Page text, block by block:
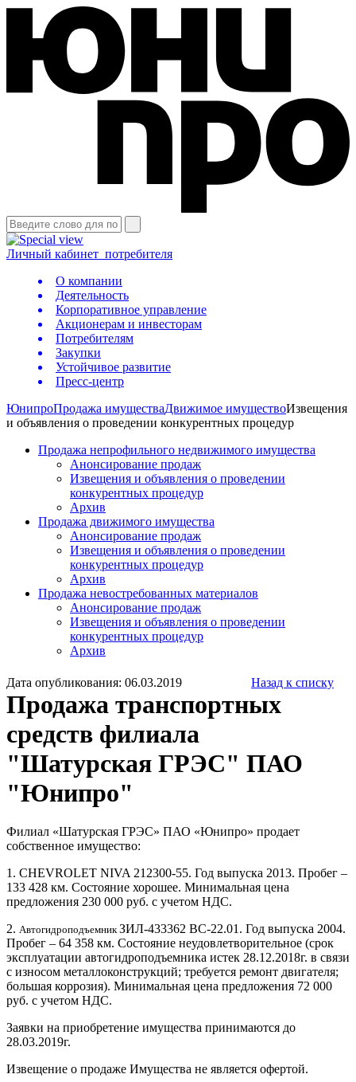
Личный кабинет потребителя
О компании
Деятельность
Корпоративное управление
Акционерам и инвесторам
Потребителям
Закупки
Устойчивое развитие
Пресс-центр
ЮнипроПродажа имуществаДвижимое имуществоИзвещения
и объявления о проведении конкурентных процедур
Продажа непрофильного недвижимого имущества
Анонсирование продаж
Извещения и объявления о проведении
конкурентных процедур
Архив
Продажа движимого имущества
Анонсирование продаж
Извещения и объявления о проведении
конкурентных процедур
Архив
Продажа невостребованных материалов
Анонсирование продаж
Извещения и объявления о проведении
конкурентных процедур
Архив
Дата опубликования: 06.03.2019 Назад к списку
Продажа транспортных
средств филиала
"Шатурская ГРЭС" ПАО
"Юнипро"
Филиал «Шатурская ГРЭС» ПАО «Юнипро» продает
собственное имущество:
1. CHEVROLET NIVA 212300-55. Год выпуска 2013. Пробег –
133 428 км. Состояние хорошее. Минимальная цена
предложения 230 000 руб. с учетом НДС.
2. АвтогидроподъемникЗИЛ-433362 ВС-22.01. Год выпуска 2004.
Пробег – 64 358 км. Состояние неудовлетворительное (срок
эксплуатации автогидроподъемника истек 28.12.2018г. в связи
с износом металлоконструкций; требуется ремонт двигателя;
большая коррозия). Минимальная цена предложения 72 000
руб. с учетом НДС.
Заявки на приобретение имущества принимаются до
28.03.2019г.
Извещение о продаже Имущества не является офертой.